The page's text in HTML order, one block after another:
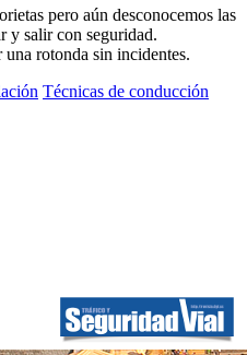
pero aún desconocemos las
y salir con seguridad.
rotonda sin incidentes.
Técnicas de conducción